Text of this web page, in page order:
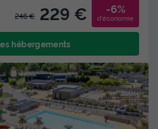
246 € 229 € -6%
d'économie
hébergements